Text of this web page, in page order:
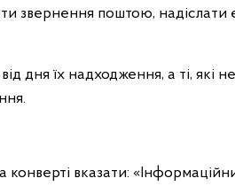
звернення поштою,
дня їх надходження, а ті, які
вказати: